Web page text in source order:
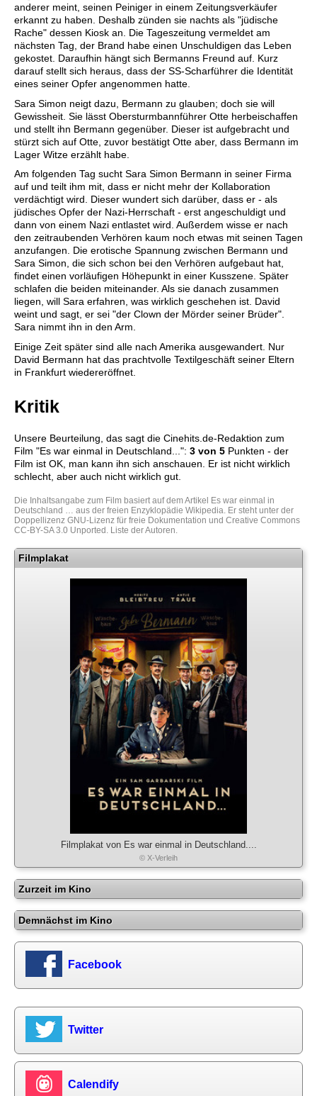
anderer meint, seinen Peiniger in einem Zeitungsverkäufer
erkannt zu haben. Deshalb zünden sie nachts als "jüdische
Rache" dessen Kiosk an. Die Tageszeitung vermeldet am
nächsten Tag, der Brand habe einen Unschuldigen das Leben
gekostet. Daraufhin hängt sich Bermanns Freund auf. Kurz
darauf stellt sich heraus, dass der SS-Scharführer die Identität
eines seiner Opfer angenommen hatte.
Sara Simon neigt dazu, Bermann zu glauben; doch sie will
Gewissheit. Sie lässt Obersturmbannführer Otte herbeischaffen
und stellt ihn Bermann gegenüber. Dieser ist aufgebracht und
stürzt sich auf Otte, zuvor bestätigt Otte aber, dass Bermann im
Lager Witze erzählt habe.
Am folgenden Tag sucht Sara Simon Bermann in seiner Firma
auf und teilt ihm mit, dass er nicht mehr der Kollaboration
verdächtigt wird. Dieser wundert sich darüber, dass er - als
jüdisches Opfer der Nazi-Herrschaft - erst angeschuldigt und
dann von einem Nazi entlastet wird. Außerdem wisse er nach
den zeitraubenden Verhören kaum noch etwas mit seinen Tagen
anzufangen. Die erotische Spannung zwischen Bermann und
Sara Simon, die sich schon bei den Verhören aufgebaut hat,
findet einen vorläufigen Höhepunkt in einer Kusszene. Später
schlafen die beiden miteinander. Als sie danach zusammen
liegen, will Sara erfahren, was wirklich geschehen ist. David
weint und sagt, er sei "der Clown der Mörder seiner Brüder".
Sara nimmt ihn in den Arm.
Einige Zeit später sind alle nach Amerika ausgewandert. Nur
David Bermann hat das prachtvolle Textilgeschäft seiner Eltern
in Frankfurt wiedereröffnet.
Kritik
Unsere Beurteilung, das sagt die Cinehits.de-Redaktion zum
Film "Es war einmal in Deutschland... ": 3 von 5 Punkten - der
Film ist OK, man kann ihn sich anschauen. Er ist nicht wirklich
schlecht, aber auch nicht wirklich gut.
Die Inhaltsangabe zum Film basiert auf dem Artikel
Es war einmal in
Deutschland … aus der freien Enzyklopädie Wikipedia. Er steht unter der
Doppellizenz GNU-Lizenz für freie Dokumentation und Creative Commons
CC-BY-SA 3.0 Unported . Liste der Autoren.
Filmplakat
Filmplakat von Es war einmal in Deutschland....
© X-Verleih
Zurzeit im Kino
Demnächst im Kino
Facebook
Twitter
Calendify